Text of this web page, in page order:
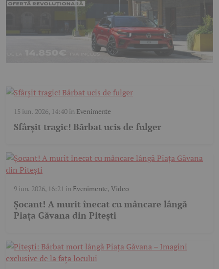
15 iun. 2026, 14:40în Evenimente
Sfârșit tragic! Bărbat ucis de fulger
9 iun. 2026, 16:21 în Evenimente,Video
Șocant! A murit înecat cu mâncare lângă
Piața Găvana din Pitești